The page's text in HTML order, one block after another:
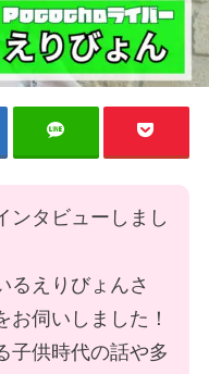
ンタビューしまし
るえりびょんさ
お伺いしました！
子供時代の話や多